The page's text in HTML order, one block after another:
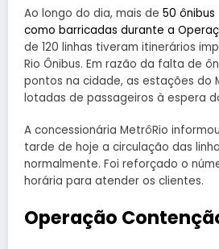
Ao longo do dia, mais de 50
como barricadas durante a
de 120 linhas tiveram itinerários
Rio Ônibus. Em razão da falta de
pontos na cidade, as estações do
lotadas de passageiros à espera
A concessionária MetrôRio
tarde de hoje a circulação das
normalmente. Foi reforçado o
horária para atender os clientes.
Operação